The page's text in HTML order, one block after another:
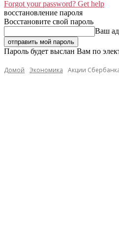
Forgot your password? Get help
восстановление пароля
Восстановите свой пароль
Ваш
Пароль будет выслан Вам по
Домой Экономика Акции